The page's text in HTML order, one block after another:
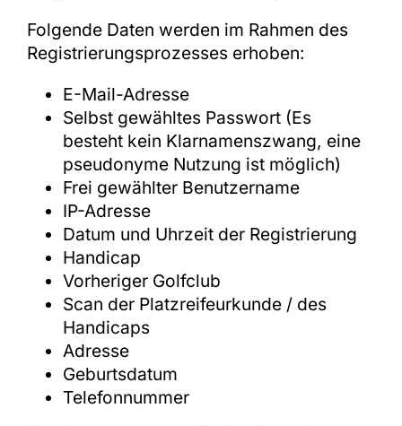
Folgende Daten werden im Rahmen des
Registrierungsprozesses erhoben:
E-Mail-Adresse
Selbst gewähltes Passwort (Es
besteht kein Klarnamenszwang, eine
pseudonyme Nutzung ist möglich)
Frei gewählter Benutzername
IP-Adresse
Datum und Uhrzeit der Registrierung
Handicap
Vorheriger Golfclub
Scan der Platzreifeurkunde / des
Handicaps
Adresse
Geburtsdatum
Telefonnummer